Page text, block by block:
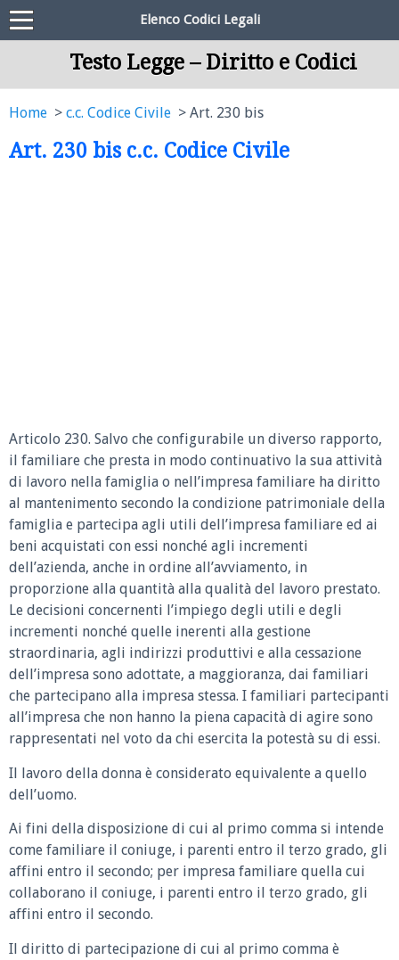
Elenco Codici Legali
Testo Legge – Diritto e Codici
Home c.c. Codice Civile Art. 230 bis
Art. 230 bis c.c. Codice Civile
Articolo 230. Salvo che configurabile un diverso rapporto,
il familiare che presta in modo continuativo la sua attività
di lavoro nella famiglia o nell’impresa familiare ha diritto
al mantenimento secondo la condizione patrimoniale della
famiglia e partecipa agli utili dell’impresa familiare ed ai
beni acquistati con essi nonché agli incrementi
dell’azienda, anche in ordine all’avviamento, in
proporzione alla quantità alla qualità del lavoro prestato.
Le decisioni concernenti l’impiego degli utili e degli
incrementi nonché quelle inerenti alla gestione
straordinaria, agli indirizzi produttivi e alla cessazione
dell’impresa sono adottate, a maggioranza, dai familiari
che partecipano alla impresa stessa. I familiari partecipanti
all’impresa che non hanno la piena capacità di agire sono
rappresentati nel voto da chi esercita la potestà su di essi.
Il lavoro della donna è considerato equivalente a quello
dell’uomo.
Ai fini della disposizione di cui al primo comma si intende
come familiare il coniuge, i parenti entro il terzo grado, gli
affini entro il secondo; per impresa familiare quella cui
collaborano il coniuge, i parenti entro il terzo grado, gli
affini entro il secondo.
Il diritto di partecipazione di cui al primo comma è